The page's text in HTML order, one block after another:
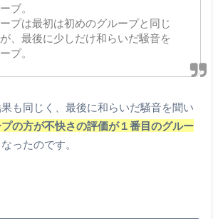
ブ。
プは最初は初めのグループと同じ
、最後に少しだけ和らいだ騒音を
プ。
も同じく、最後に和らいだ騒音を聞い
の方が不快さの評価が１番目のグルー
ったのです。